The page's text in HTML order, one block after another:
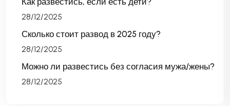
28/12/2025
Сколько стоит развод в 2025 году?
28/12/2025
Можно ли развестись без согласия мужа/жены?
28/12/2025